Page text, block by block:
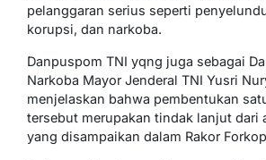
pelanggaran serius seperti
korupsi, dan narkoba.
Danpuspom TNI yqng juga sebagai
Narkoba Mayor Jenderal TNI Yusri
menjelaskan bahwa pembentukan
tersebut merupakan tindak lanjut dari
yang disampaikan dalam Rakor